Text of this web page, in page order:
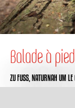
Balade à
ZU FUSS,NATURNAH UM LE